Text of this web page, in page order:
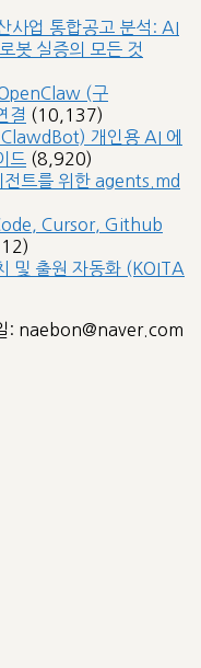
사업 통합공고 분석: AI
봇 실증의 모든 것
(구
결 (10,137)
개인용 AI 에
드 (8,920)
전트를 위한 agents.md
Cursor, Github
및 출원 자동화 (KOITA
: naebon@naver.com